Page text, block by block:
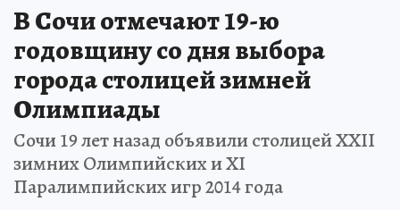
В Сочи отмечают 19-ю
годовщину со дня выбора
города столицей зимней
Олимпиады
Сочи 19 лет назад объявили столицей ХХII
зимних Олимпийских и ХI
Паралимпийских игр 2014 года